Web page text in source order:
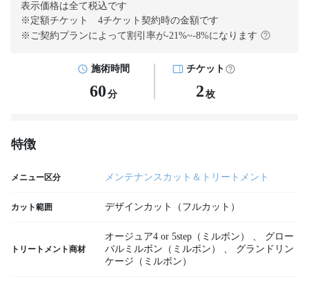
表示価格は全て税込です
※定額チケット 4チケット契約時の金額です
※ご契約プランによって割引率が-21%~-8%になります
施術時間
60 分
チケット
2 枚
特徴
メニュー区分 メンテナンスカット＆トリートメント
カット範囲 デザインカット（フルカット）
トリートメント商材
オージュア4 or 5step（ミルボン） 、
グロー
バルミルボン（ミルボン）
、
グランドリン
ケージ（ミルボン）